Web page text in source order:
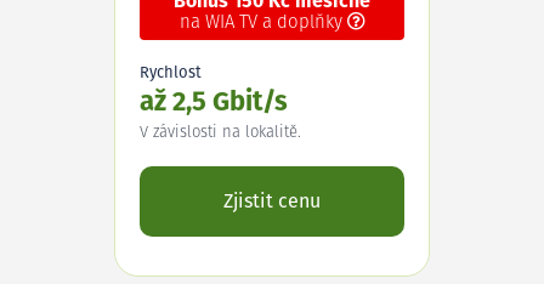
na WIA TV a doplňky
Rychlost
až 2,5 Gbit/s
V závislosti na lokalitě.
Zjistit cenu